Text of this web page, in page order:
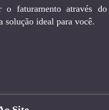
o faturamento através do
ideal para você.